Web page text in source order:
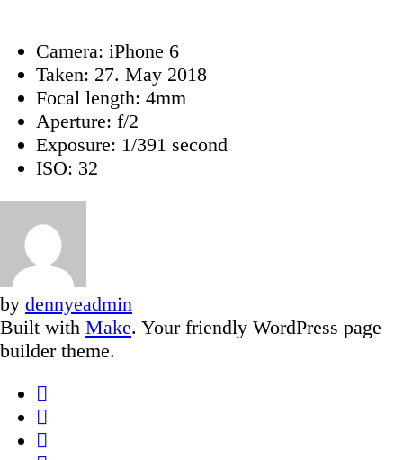
Camera: iPhone 6
Taken: 27. May 2018
Focal length: 4mm
Aperture: f/2
Exposure: 1/391 second
ISO: 32
by dennyeadmin
Built with Make. Your friendly WordPress page
builder theme.